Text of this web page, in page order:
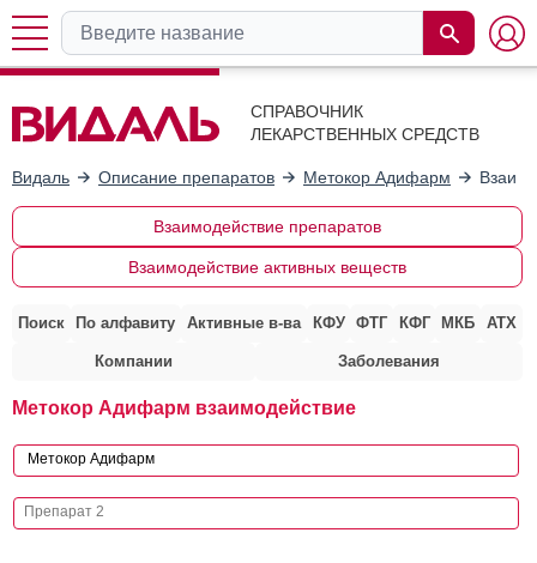
СПРАВОЧНИК
ЛЕКАРСТВЕННЫХ СРЕДСТВ
Видаль Описание препаратов Метокор Адифарм
Взаимодействие препаратов
Взаимодействие активных веществ
Поиск По алфавиту Активные в-ва КФУ ФТГ КФГ МКБ АТХ
Компании Заболевания
Метокор Адифарм взаимодействие